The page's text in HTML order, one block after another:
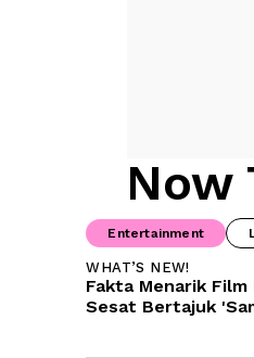
Now
Entertainment
WHAT’S NEW!
Fakta Menarik
Sesat Bertajuk